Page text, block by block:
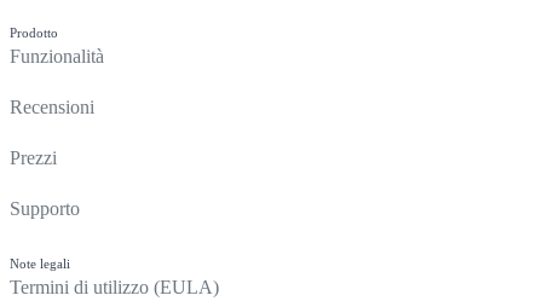
Prodotto
Funzionalità
Recensioni
Prezzi
Supporto
Note legali
Termini di utilizzo (EULA)